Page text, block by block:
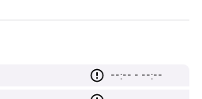
--:-- - --:--